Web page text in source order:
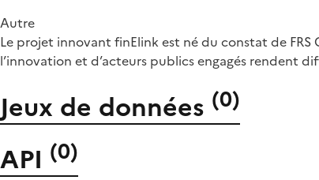
Autre
Le projet innovant finElink est né du constat de
l’innovation et d’acteurs publics engagés rendent
Jeux de données (0)
API (0)